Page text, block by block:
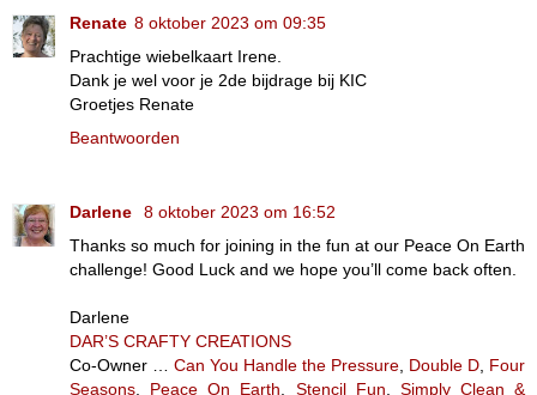
Renate 8 oktober 2023 om 09:35
Prachtige wiebelkaart Irene.
Dank je wel voor je 2de bijdrage bij KIC
Groetjes Renate
Beantwoorden
Darlene
8 oktober 2023 om 16:52
Thanks so much for joining in the fun at our Peace On Earth
challenge! Good Luck and we hope you’ll come back often.
Darlene
DAR’S CRAFTY CREATIONS
Co-Owner … Can You Handle the Pressure Double D Four
Seasons
Peace On Earth Stencil Fun
Simply Clean &